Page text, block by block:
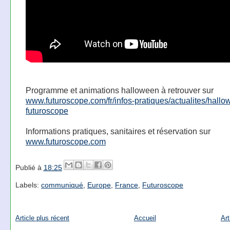
Programme et animations halloween à retrouver sur
www.futuroscope.com/fr/infos-pratiques/actualites/
futuroscope
Informations pratiques, sanitaires et réservation sur
www.futuroscope.com
Publié à 18:25
Labels: communiqué, Europe, France, Futuroscope
Article plus récent Accueil